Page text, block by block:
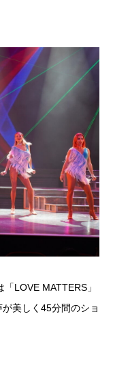
LOVE MATTERS」
美しく45分間のショ